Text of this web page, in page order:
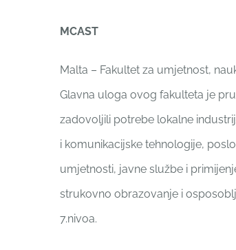
MCAST
Malta – Fakultet za umjetnost,
Glavna uloga ovog fakulteta je
zadovoljili potrebe lokalne
i komunikacijske tehnologije,
umjetnosti, javne službe i
strukovno obrazovanje i
7.nivoa.